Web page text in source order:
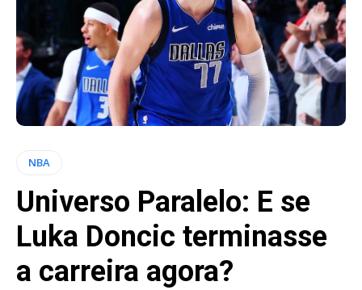
NBA
Universo Paralelo: E se
Luka Doncic terminasse
a carreira agora?